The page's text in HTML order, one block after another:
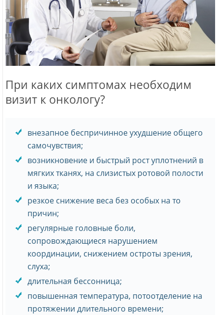
При каких симптомах необходим
визит к онкологу?
внезапное беспричинное ухудшение общего
самочувствия;
возникновение и быстрый рост уплотнений в
мягких тканях, на слизистых ротовой полости
и языка;
резкое снижение веса без особых на то
причин;
регулярные головные боли,
сопровождающиеся нарушением
координации, снижением остроты зрения,
слуха;
длительная бессонница;
повышенная температура, потоотделение на
протяжении длительного времени;